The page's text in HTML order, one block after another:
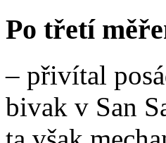
Po třetí
– přivítal
bivak v San